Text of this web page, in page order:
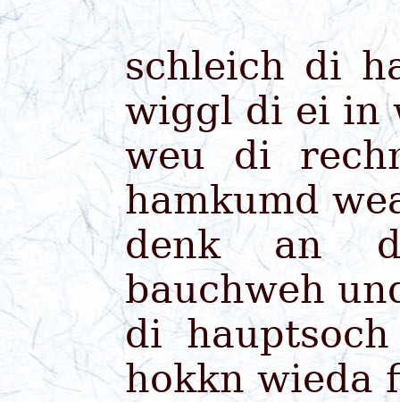
schleich di
wiggl di ei in
weu di
hamkumd
denk an
bauchweh
di
hokkn wieda